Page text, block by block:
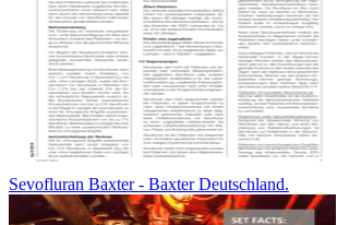
Sevofluran Baxter - Baxter Deutschland.